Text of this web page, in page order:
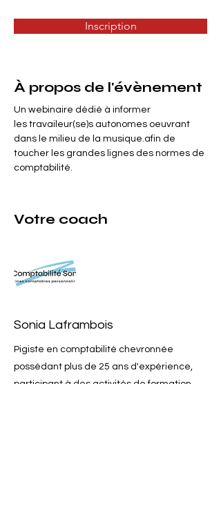
Inscription
À propos de l'évènement
Un webinaire dédié à informer
les travaileur(se)s autonomes oeuvrant
dans le milieu de la musique.afin de
toucher les grandes lignes des normes de
comptabilité.
Votre coach
Sonia Laframbois
Pigiste en comptabilité chevronnée
possédant plus de 25 ans d'expérience,
participant à des activités de formation